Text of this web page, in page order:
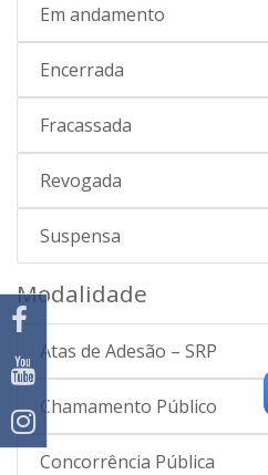
Em andamento
Encerrada
Fracassada
Revogada
Suspensa
Modalidade
Atas de Adesão – SRP
Chamamento Público
Concorrência Pública